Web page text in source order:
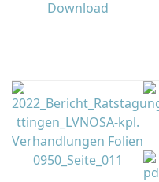
Download